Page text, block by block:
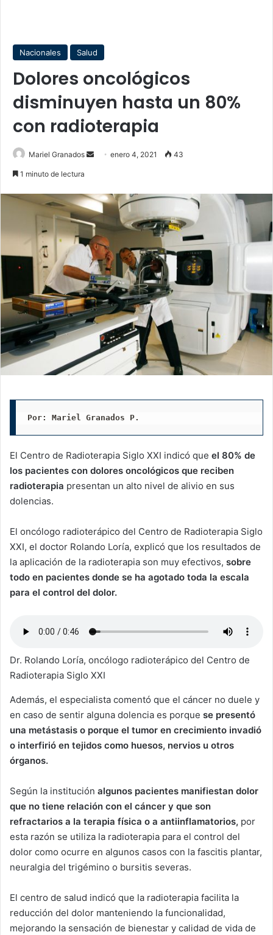
Nacionales Salud
Dolores oncológicos
disminuyen hasta un 80%
con radioterapia
Mariel Granados
Sendenero 4, 2021 43
1 minuto de lectura
Por: Mariel Granados P.
El Centro de Radioterapia Siglo XXI indicó que el 80% de
los pacientes con dolores oncológicos que reciben
radioterapia presentan un alto nivel de alivio en sus
dolencias.
El oncólogo radioterápico del Centro de Radioterapia Siglo
XXI, el doctor Rolando Loría, explicó que los resultados de
la aplicación de la radioterapia son muy efectivos, sobre
todo en pacientes donde se ha agotado toda la escala
para el control del dolor.
Dr. Rolando Loría, oncólogo radioterápico del Centro de
Radioterapia Siglo XXI
Además, el especialista comentó que el cáncer no duele y
en caso de sentir alguna dolencia es porque se presentó
una metástasis o porque el tumor en crecimiento invadió
o interfirió en tejidos como huesos, nervios u otros
órganos.
Según la institución algunos pacientes manifiestan dolor
que no tiene relación con el cáncer y que son
refractarios a la terapia física o a antiinflamatorios, por
esta razón se utiliza la radioterapia para el control del
dolor como ocurre en algunos casos con la fascitis plantar,
neuralgia del trigémino o bursitis severas.
El centro de salud indicó que la radioterapia facilita la
reducción del dolor manteniendo la funcionalidad,
mejorando la sensación de bienestar y calidad de vida de